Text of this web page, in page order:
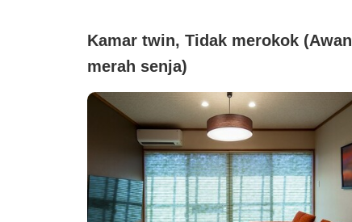
Kamar twin, Tidak merokok (Awan
merah senja)